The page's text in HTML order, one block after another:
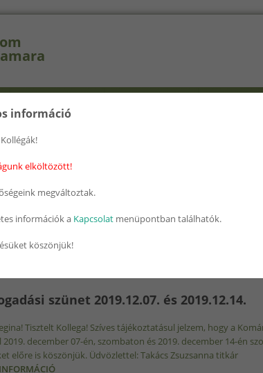
szünet 2019.12.07. és 2019.12.14.
Tisztelt Kollega! Szíves tájékoztatásul jelzem, hogy a
2019. december 07-én, szombaton és 2019. december 14-én
előre is köszönjük. Üdvözlettel: Takács Zsuzsanna titkár
ÜGYFÉLFOGADÁSI SZÜNET 2019.12.07. ÉS
információ
elköltözött!
megváltoztak.
információk a Kapcsolat menüpontban találhatók.
köszönjük!